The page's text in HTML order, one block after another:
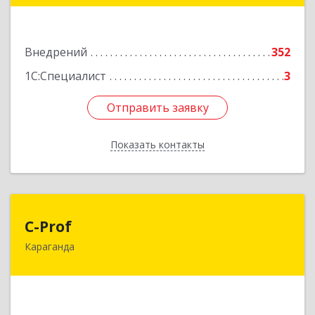
Внедрений
352
1С:Специалист
3
Отправить заявку
Показать контакты
Отправить заявку
Назад
C-Prof
Караганда
100000, Республика Казахстан, г. Караганда, ул.